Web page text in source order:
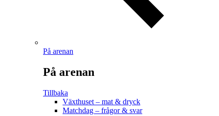
På arenan
På arenan
Tillbaka
Växthuset – mat & dryck
Matchdag – frågor & svar